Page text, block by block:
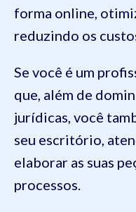
forma online,
reduzindo os
Se você é um
que, além de
jurídicas, você
seu escritório,
elaborar as suas
processos.